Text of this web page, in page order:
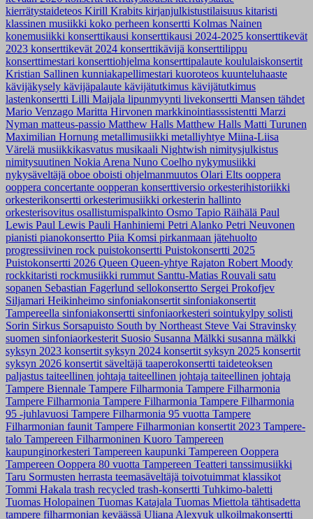
kierrätystaideteos Kirill Krabits kirjanjulkistustilaisuus kitaristi
klassinen musiikki koko perheen konsertti Kolmas Nainen
konemusiikki konserttikausi konserttikausi 2024-2025 konserttikevät
2023 konserttikevät 2024 konserttikävijä konserttilippu
konserttimestari konserttiohjelma konserttipalaute koululaiskonsertit
Kristian Sallinen kunniakapellimestari kuoroteos kuunteluhaaste
kävijäkysely kävijäpalaute kävijätutkimus kävijätutkimus
lastenkonsertti Lilli Maijala lipunmyynti livekonsertti Mansen tähdet
Mario Venzago Maritta Hirvonen markkinointiasssistentti Marzi
Nyman matteus-passio Matthew Halls Matthew Halls Matti Turunen
Maximilian Hornung metallimusiikki metalliyhtye Miina-Liisa
Värelä musiikkikasvatus musikaali Nightwish nimitysjulkistus
nimitysuutinen Nokia Arena Nuno Coelho nykymusiikki
nykysäveltäjä oboe oboisti ohjelmanmuutos Olari Elts ooppera
ooppera concertante oopperan konserttiversio orkesterihistoriikki
orkesterikonsertti orkesterimusiikki orkesterin hallinto
orkesterisovitus osallistumispalkinto Osmo Tapio Räihälä Paul
Lewis Paul Lewis Pauli Hanhiniemi Petri Alanko Petri Neuvonen
pianisti pianokonsertto Piia Komsi pirkanmaan jätehuolto
progressiivinen rock puistokonsertti Puistokonsertti 2025
Puistokonsertti 2026 Queen Queen-yhtye Rajaton Robert Moody
rockkitaristi rockmusiikki rummut Santtu-Matias Rouvali satu
sopanen Sebastian Fagerlund sellokonsertto Sergei Prokofjev
Siljamari Heikinheimo sinfoniakonsertit sinfoniakonsertit
Tampereella sinfoniakonsertti sinfoniaorkesteri sointukylpy solisti
Sorin Sirkus Sorsapuisto South by Northeast Steve Vai Stravinsky
suomen sinfoniaorkesterit Suosio Susanna Mälkki susanna mälkki
syksyn 2023 konsertit syksyn 2024 konsertit syksyn 2025 konsertit
syksyn 2026 konsertit säveltäjä taaperokonsertti taideteoksen
paljastus taiteellinen johtaja taiteellinen johtaja taiteellinen johtaja
Tampere Biennale Tampere Filharmonia Tampere Filharmonia
Tampere Filharmonia Tampere Filharmonia Tampere Filharmonia
95 -juhlavuosi Tampere Filharmonia 95 vuotta Tampere
Filharmonian faunit Tampere Filharmonian konsertit 2023 Tampere-
talo Tampereen Filharmoninen Kuoro Tampereen
kaupunginorkesteri Tampereen kaupunki Tampereen Ooppera
Tampereen Ooppera 80 vuotta Tampereen Teatteri tanssimusiikki
Taru Sormusten herrasta teemasäveltäjä toivotuimmat klassikot
Tommi Hakala trash recycled trash-konsertti Tuhkimo-baletti
Tuomas Holopainen Tuomas Katajala Tuomas Miettola tähtisadetta
tampere filharmonian keväässä Uliana Alexyuk ulkoilmakonsertti